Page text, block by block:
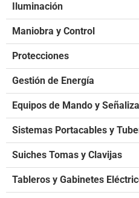
Iluminación
Maniobra y Control
Protecciones
Gestión de Energía
Equipos de Mando y
Sistemas Portacables y
Suiches Tomas y Clavijas
Tableros y Gabinetes